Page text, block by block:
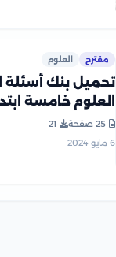
مقترح العلوم
تحميل بنك
العلوم خامسة
الدراسي الثاني
25 صفحة
21
6 مايو 2024